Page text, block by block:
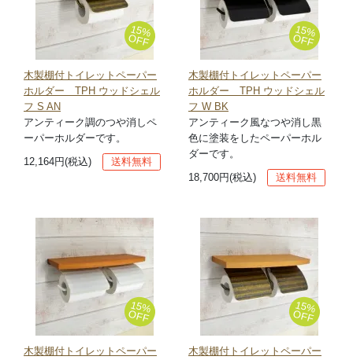
15%
OFF
木製棚付トイレットペーパー
ホルダー TPH ウッドシェル
フ S AN
アンティーク調のつや消しペ
ーパーホルダーです。
12,164円(税込)
送料無料
15%
OFF
木製棚付トイレットペーパー
ホルダー TPH ウッドシェル
フ W BK
アンティーク風なつや消し黒
色に塗装をしたペーパーホル
ダーです。
18,700円(税込)
送料無料
15%
OFF
木製棚付トイレットペーパー
15%
OFF
木製棚付トイレットペーパー